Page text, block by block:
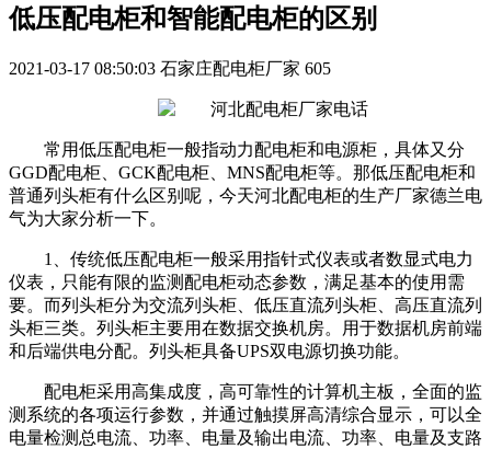
低压配电柜和智能配电柜的区别
2021-03-17 08:50:03 石家庄配电柜厂家 605
常用低压配电柜一般指动力配电柜和电源柜，具体又分
GGD配电柜、GCK配电柜、MNS配电柜等。那低压配电柜和
普通列头柜有什么区别呢，今天河北配电柜的生产厂家德兰电
气为大家分析一下。
1、传统低压配电柜一般采用指针式仪表或者数显式电力
仪表，只能有限的监测配电柜动态参数，满足基本的使用需
要。而列头柜分为交流列头柜、低压直流列头柜、高压直流列
头柜三类。列头柜主要用在数据交换机房。用于数据机房前端
和后端供电分配。列头柜具备UPS双电源切换功能。
配电柜采用高集成度，高可靠性的计算机主板，全面的监
测系统的各项运行参数，并通过触摸屏高清综合显示，可以全
电量检测总电流、功率、电量及输出电流、功率、电量及支路